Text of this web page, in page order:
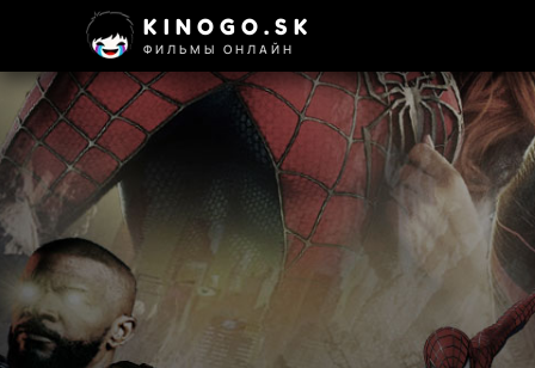
KINOGO.SK
ФИЛЬМЫ ОНЛАЙН